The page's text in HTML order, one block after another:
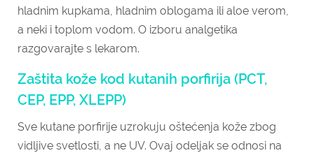
hladnim kupkama, hladnim oblogama ili aloe verom,
a neki i toplom vodom. O izboru analgetika
razgovarajte s lekarom.
Zaštita kože kod kutanih porfirija (PCT,
CEP, EPP, XLEPP)
Sve kutane porfirije uzrokuju oštećenja kože zbog
vidljive svetlosti, a ne UV. Ovaj odeljak se odnosi na